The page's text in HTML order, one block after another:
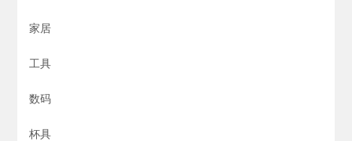
家居
工具
数码
杯具